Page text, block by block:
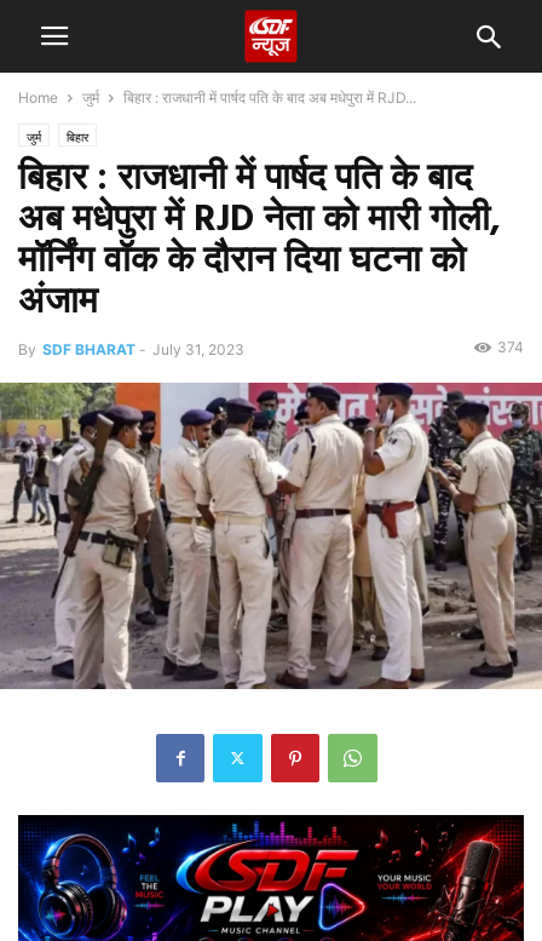
Home जुर्म बिहार : राजधानी में पार्षद पति के बाद अब मधेपुरा में RJD...
जुर्म बिहार
बिहार : राजधानी में पार्षद पति के बाद
अब मधेपुरा में RJD नेता को मारी गोली,
मॉर्निंग वॉक के दौरान दिया घटना को
अंजाम
By SDF BHARAT - July 31, 2023 374